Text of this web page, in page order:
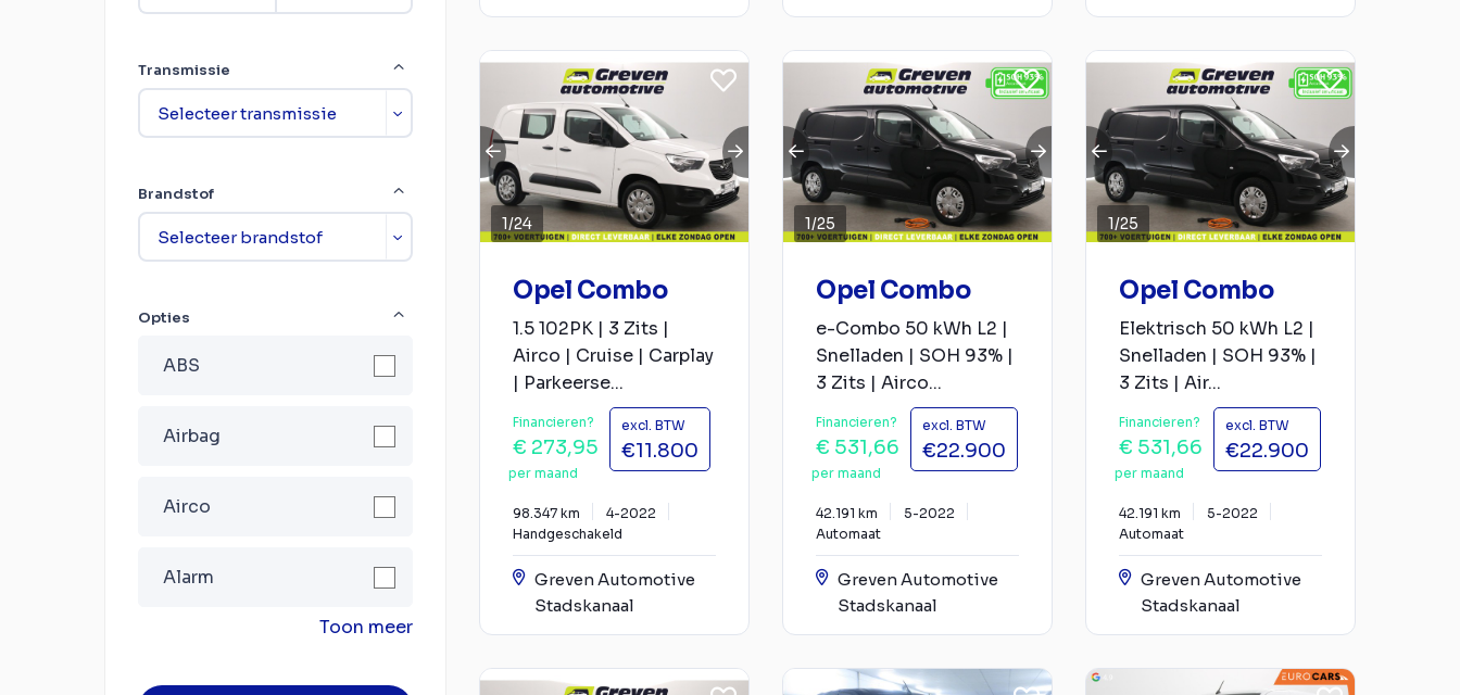
Transmissie
Brandstof
Opties
ABS
Airbag
Airco
Alarm
Toon meer
1/24
Opel Combo
1.5 102PK | 3 Zits |
Airco | Cruise | Carplay
| Parkeerse...
Financieren?
€ 273,95
per maand
excl. BTW
€11.800
98.347 km
4-2022
Handgeschakeld
Greven Automotive
Stadskanaal
1/25
Opel Combo
e-Combo 50 kWh L2 |
Snelladen | SOH 93% |
3 Zits | Airco...
Financieren?
€ 531,66
per maand
excl. BTW
€22.900
42.191 km
5-2022
Automaat
Greven Automotive
Stadskanaal
1/25
Opel Combo
Elektrisch 50 kWh L2 |
Snelladen | SOH 93% |
3 Zits | Air...
Financieren?
€ 531,66
per maand
excl. BTW
€22.900
42.191 km
5-2022
Automaat
Greven Automotive
Stadskanaal